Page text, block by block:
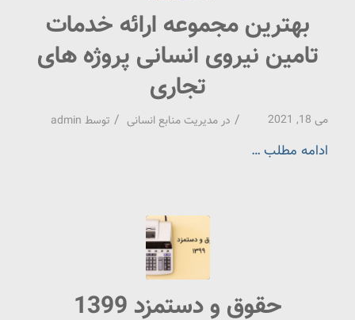
بهترین مجموعه ارائه خدمات
تامین نیروی انسانی پروژه های
تجاری
می 18, 2021 / درمدیریت منابع انسانی / توسط admin
ادامه مطلب …
حقوق و دستمزد 1399